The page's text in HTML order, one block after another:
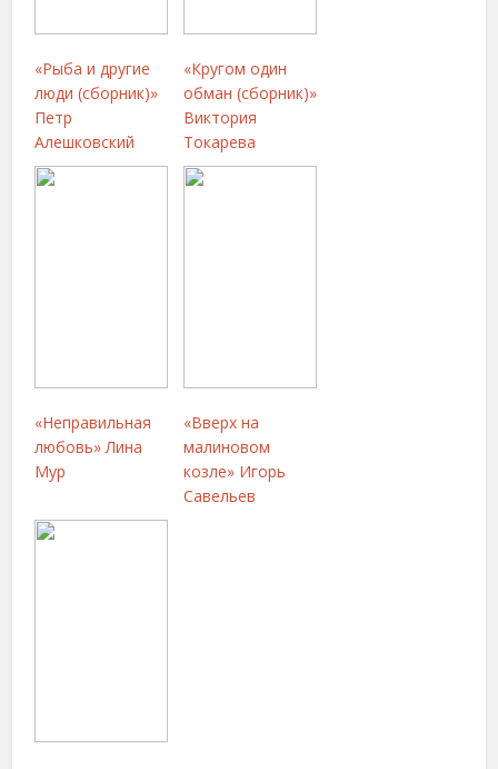
«Рыба и другие
люди (сборник)»
Петр
Алешковский
«Кругом один
обман (сборник)»
Виктория
Токарева
«Неправильная
любовь» Лина
Мур
«Вверх на
малиновом
козле» Игорь
Савельев